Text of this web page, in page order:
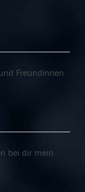
Freundinnen
bei dir mein